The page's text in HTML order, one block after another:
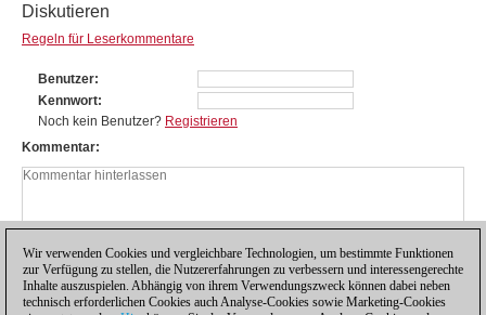
Diskutieren
Regeln für Leserkommentare
Benutzer
Kennwort
Noch kein Benutzer? Registrieren
Kommentar
Wir verwenden Cookies und vergleichbare Technologien, um bestimmte Funktionen
zur Verfügung zu stellen, die Nutzererfahrungen zu verbessern und interessengerechte
Inhalte auszuspielen. Abhängig von ihrem Verwendungszweck können dabei neben
technisch erforderlichen Cookies auch Analyse-Cookies sowie Marketing-Cookies